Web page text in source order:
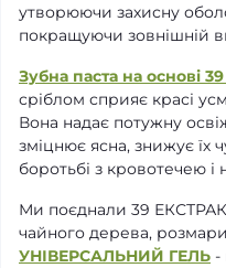
утворюючи захисну
покращуючи зовнішній
Зубна паста на основі
сріблом сприяє красі
Вона надає потужну
зміцнює ясна, знижує їх
боротьбі з кровотечею
Ми поєднали 39
чайного дерева,
УНІВЕРСАЛЬНИЙ ГЕЛЬ -